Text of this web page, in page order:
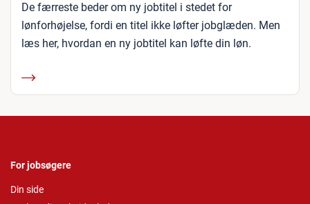
De færreste beder om ny jobtitel i stedet for
lønforhøjelse, fordi en titel ikke løfter jobglæden. Men
læs her, hvordan en ny jobtitel kan løfte din løn.
For jobsøgere
Din side